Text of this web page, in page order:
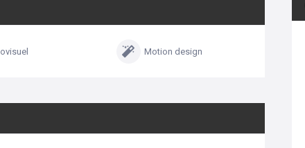
Motion design